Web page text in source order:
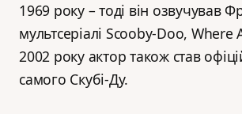
1969 року – тоді він озвучував
мультсеріалі Scooby-Doo, Where
2002 року актор також став
самого Скубі-Ду.